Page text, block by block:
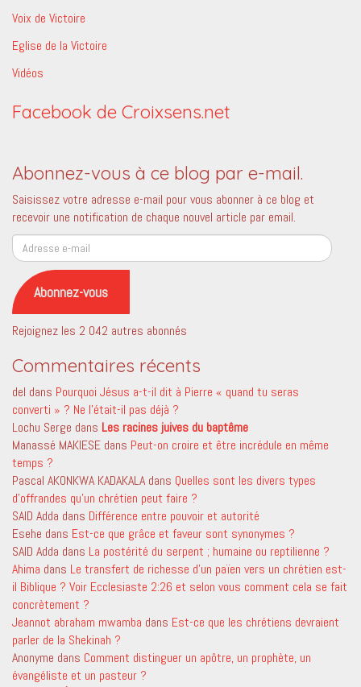
Voix de Victoire
Eglise de la Victoire
Vidéos
Facebook de Croixsens.net
Abonnez-vous à ce blog par e-mail.
Saisissez votre adresse e-mail pour vous abonner à ce blog et
recevoir une notification de chaque nouvel article par email.
Adresse
e-
mail
Abonnez-vous
Rejoignez les 2 042 autres abonnés
Commentaires récents
del dans Pourquoi Jésus a-t-il dit à Pierre « quand tu seras
converti » ? Ne l’était-il pas déjà ?
Lochu Serge dans Les racines juives du baptême
Manassé MAKIESE dans Peut-on croire et être incrédule en même
temps ?
Pascal AKONKWA KADAKALA dans Quelles sont les divers types
d’offrandes qu’un chrétien peut faire ?
SAID Adda dans Différence entre pouvoir et autorité
Esehe dans Est-ce que grâce et faveur sont synonymes ?
SAID Adda dans La postérité du serpent ; humaine ou reptilienne ?
Ahima dans Le transfert de richesse d’un païen vers un chrétien est-
il Biblique ? Voir Ecclesiaste 2:26 et selon vous comment cela se fait
concrètement ?
Jeannot abraham mwamba dans Est-ce que les chrétiens devraient
parler de la Shekinah ?
Anonyme dans Comment distinguer un apôtre, un prophète, un
évangéliste et un pasteur ?